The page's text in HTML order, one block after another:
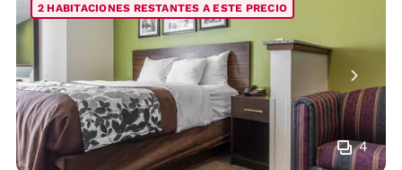
4
2 HABITACIONES RESTANTES A ESTE PRECIO